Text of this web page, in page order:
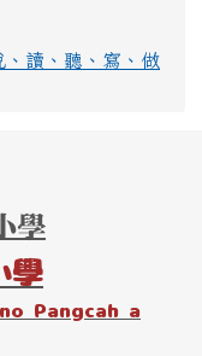
讀、聽、寫、做
學
學
Pangcah a